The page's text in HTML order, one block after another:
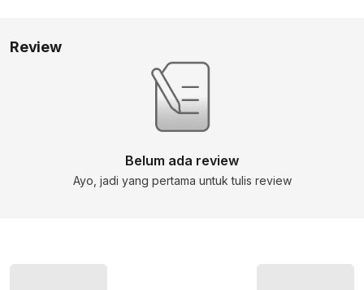
Review
Belum ada review
Ayo, jadi yang pertama untuk tulis review